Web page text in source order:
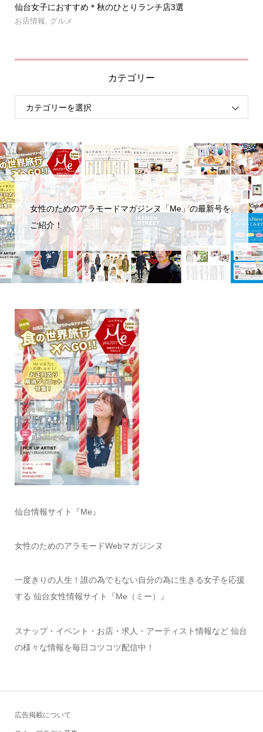
仙台女子におすすめ＊秋のひとりランチ店3選
お店情報, グルメ
カテゴリー
女性のためのアラモードマガジンヌ「Me」の最新号を
ご紹介！
仙台情報サイト『Me』
女性のためのアラモードWebマガジンヌ
一度きりの人生！誰の為でもない自分の為に生きる女子を応援
する 仙台女性情報サイト『Me（ミー）』
スナップ・イベント・お店・求人・アーティスト情報など 仙台
の様々な情報を毎日コツコツ配信中！
広告掲載について